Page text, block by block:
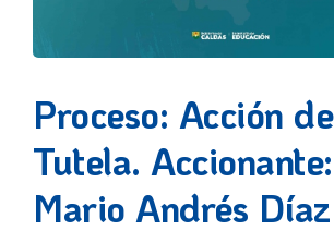
Proceso: Acción de
Tutela. Accionante:
Mario Andrés Díaz